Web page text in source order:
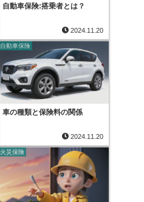
自動車保険:搭乗者とは？
2024.11.20
自動車保険
車の種類と保険料の関係
2024.11.20
火災保険